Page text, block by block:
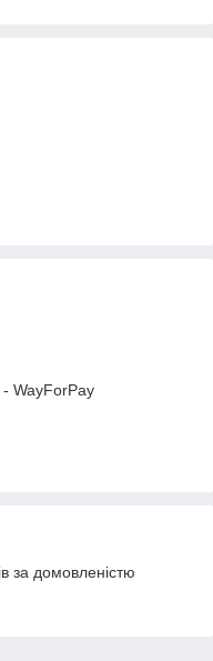
WayForPay
за домовленістю